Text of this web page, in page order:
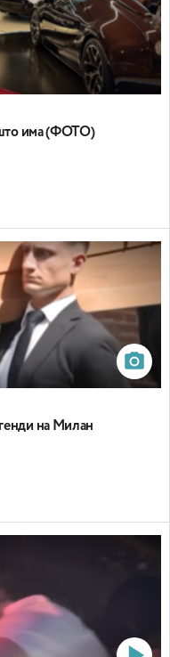
што има (ФОТО)
на Милан